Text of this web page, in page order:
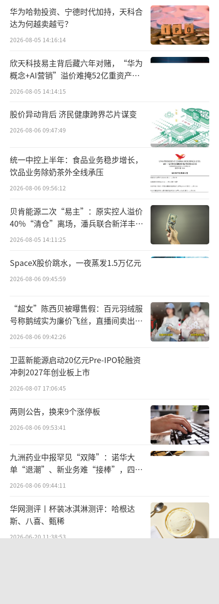
方位满足消费者日常需求。
图源：JBB BUILDERS公告（截图）
但业绩方面，成都见福业绩并不算好。公
告显示，2024年，成都见福未经审核收入为1.9
7亿元，税后录得2655.4万元的亏损；2025
年，成都见福实现未经审核收入1.61亿元，税
后净利润为110.2万元，同比扭亏为盈。
除了进军便利店行业外，JBB BUILDERS
为何会选择成都见福为标的呢？
在成都设有自身的行政办公室，相较厦门见福
的其他附属公司，在营运上较独立及完整。”
不过，这笔交易也并不简单——交易双方进
行了业绩对赌。
根据公告，厦门见福向JBB BUILDERS作
出溢利保证，承诺成都见福在2026年和2027年
两个财年中，每年的经审计合并税后净利润不
低于1000万元。若未能达到上述目标，厦门见
福需向JBB BUILDERS补偿差额，每年最高100
0万元。
将由担保人兜底，以现金方式向JBB BUILDER
S支付相应款项，而担保人就是厦门见福创始人
华为哈勃投资、宁德时代加持，天科合
达为何越卖越亏？
2026-08-05 14:16:14
欣天科技易主背后藏六年对赌，“华为
概念+AI营销”溢价难掩52亿重资产考
验
2026-08-05 14:14:15
股价异动背后 济民健康跨界芯片谋变
2026-08-06 09:47:49
统一中控上半年：食品业务稳步增长，
饮品业务除奶茶外全线承压
2026-08-06 09:56:12
贝肯能源二次“易主”：原实控人溢价
40%“清仓”离场，潘兵联合新洋丰、
宏科百世拟入主
2026-08-05 14:11:25
SpaceX股价跳水，一夜蒸发1.5万亿元
2026-08-06 09:45:59
“超女”陈西贝被曝售假：百元羽绒服
号称鹅绒实为廉价飞丝，直播间卖出超
百万元
2026-08-06 09:42:26
卫蓝新能源启动20亿元Pre-IPO轮融资
冲刺2027年创业板上市
2026-08-07 17:06:45
两则公告，换来9个涨停板
2026-08-06 09:53:41
九洲药业中报罕见“双降”：诺华大
单“退潮”、新业务难“接棒”，四大
难关待闯
2026-08-06 09:44:11
华网测评丨杯装冰淇淋测评：哈根达
斯、八喜、甄稀
2026-06-20 11:38:53